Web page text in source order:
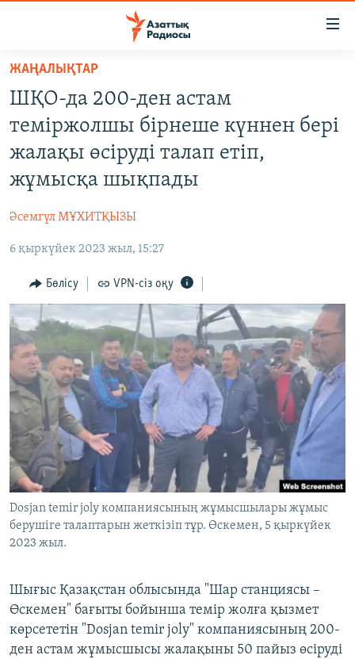
Skip
main
content
to
main
Skip
САЯСАТ
AZATTYQTV
ӘЛЕУМЕТ
ӘЛЕМ
АРНАЙЫ ЖОБАЛАР
Русский
ЖАЗЫЛЫҢЫЗ
Басқа тілдерде
ЖАҢАЛЫҚТАР
ШҚО-да 200-ден астам
теміржолшы бірнеше күннен бері
жалақы өсіруді талап етіп,
жұмысқа шықпады
Әсемгүл МҰХИТҚЫЗЫ
6 қыркүйек 2023 жыл, 15:27
Бөлісу VPN-сіз оқу
Dosjan temir joly компаниясының жұмысшылары жұмыс
берушіге талаптарын жеткізіп тұр. Өскемен, 5 қыркүйек
2023 жыл.
Шығыс Қазақстан облысында "Шар станциясы –
Өскемен" бағыты бойынша темір жолға қызмет
көрсететін "Dosjan temir joly" компаниясының 200-
ден астам жұмысшысы жалақыны 50 пайыз өсіруді